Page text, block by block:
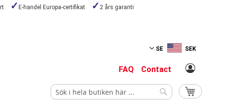
E-handel Europa-certifikat 2 års garanti
SE SEK
FAQ Contact
Min kundvagn
Sök